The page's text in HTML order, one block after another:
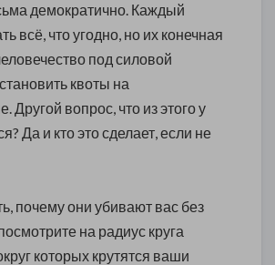
демократично. Каждый
всё, что угодно, но их конечная
под силовой
квоты на
Другой вопрос, что из этого у
Да и кто это сделает, если не
почему они убивают вас без
на радиус круга
которых крутятся ваши